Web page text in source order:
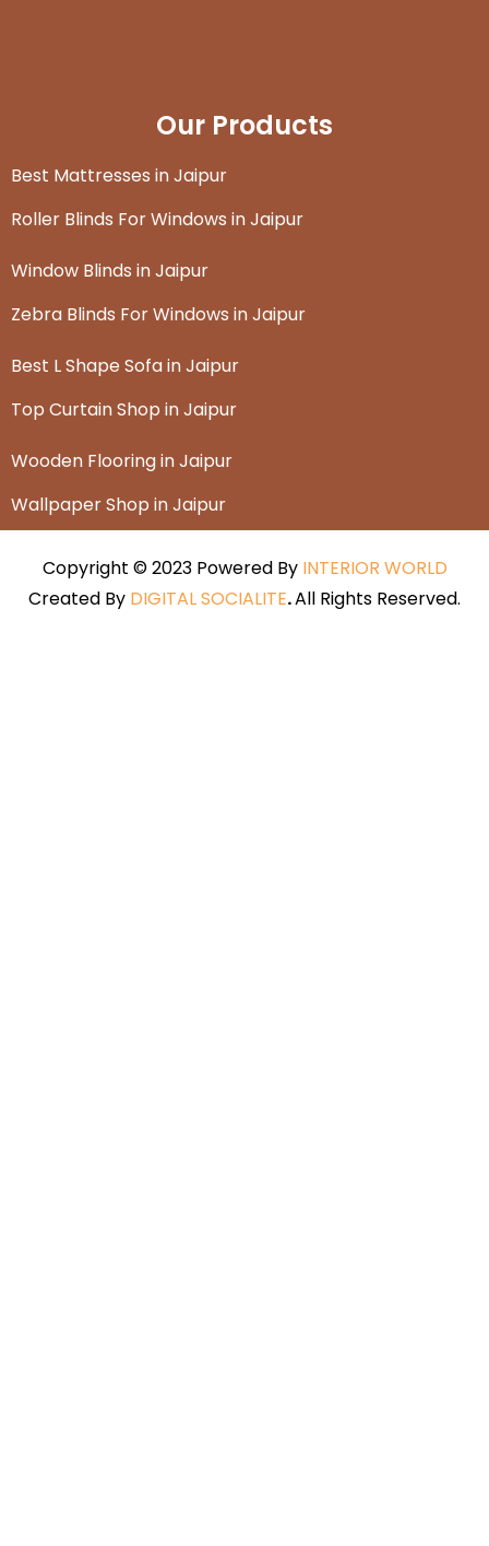
Our Products
Best Mattresses in Jaipur
Roller Blinds For Windows in Jaipur
Window Blinds in Jaipur
Zebra Blinds For Windows in Jaipur
Best L Shape Sofa in Jaipur
Top Curtain Shop in Jaipur
Wooden Flooring in Jaipur
Wallpaper Shop in Jaipur
Copyright © 2023 Powered By INTERIOR WORLD
Created By DIGITAL SOCIALITE.All Rights Reserved.